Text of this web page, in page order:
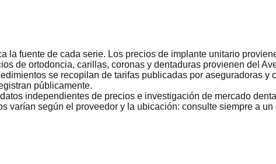
la fuente de cada serie. Los precios de implante unitario
de ortodoncia, carillas, coronas y dentaduras provienen del
se recopilan de tarifas publicadas por aseguradoras
públicamente.
independientes de precios e investigación de mercado
varían según el proveedor y la ubicación: consulte siempre a